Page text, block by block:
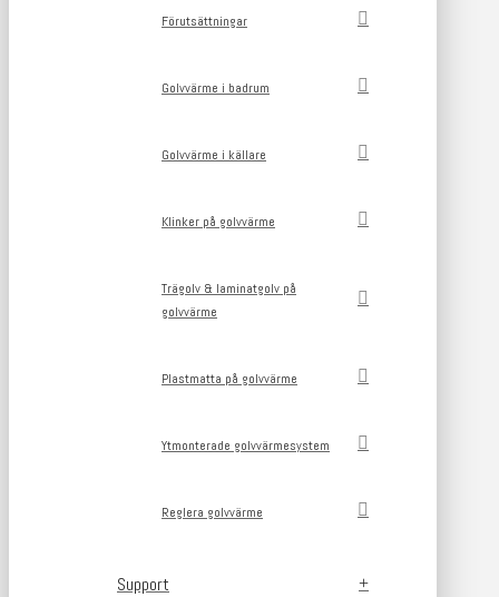
Förutsättningar
Golvvärme i badrum
Golvvärme i källare
Klinker på golvvärme
Trägolv & laminatgolv på
golvvärme
Plastmatta på golvvärme
Ytmonterade golvvärmesystem
Reglera golvvärme
Support